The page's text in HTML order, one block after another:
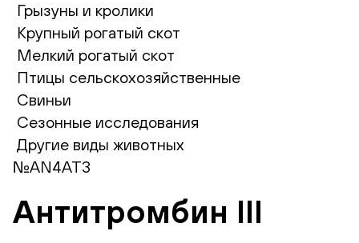
Грызуны и кролики
Крупный рогатый скот
Мелкий рогатый скот
Птицы сельскохозяйственные
Свиньи
Сезонные исследования
Другие виды животных
№AN4AT3
Антитромбин III